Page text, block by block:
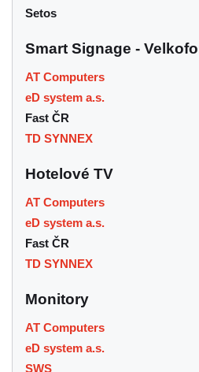
Setos
Smart Signage -
AT Computers
eD system a.s.
Fast ČR
TD SYNNEX
Hotelové TV
AT Computers
eD system a.s.
Fast ČR
TD SYNNEX
Monitory
AT Computers
eD system a.s.
SWS